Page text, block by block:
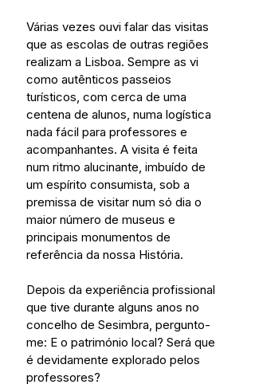
Várias vezes ouvi falar das visitas
que as escolas de outras regiões
realizam a Lisboa. Sempre as vi
como autênticos passeios
turísticos, com cerca de uma
centena de alunos, numa logística
nada fácil para professores e
acompanhantes. A visita é feita
num ritmo alucinante, imbuído de
um espírito consumista, sob a
premissa de visitar num só dia o
maior número de museus e
principais monumentos de
referência da nossa História.
Depois da experiência profissional
que tive durante alguns anos no
concelho de Sesimbra, pergunto-
me: E o património local? Será que
é devidamente explorado pelos
professores?